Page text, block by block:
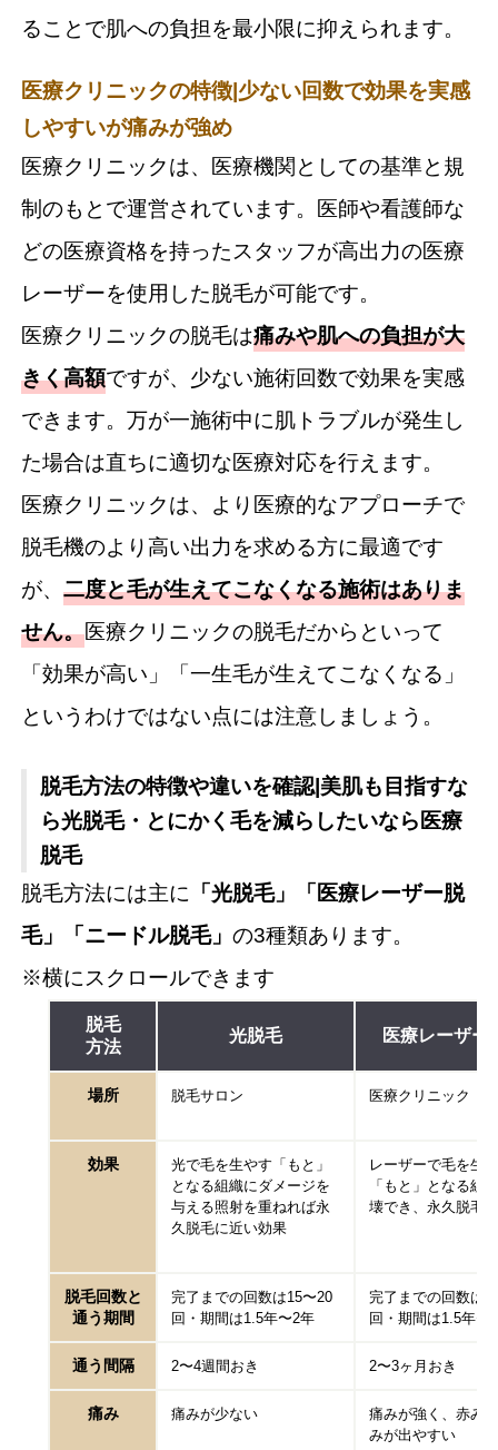
ることで肌への負担を最小限に抑えられます。
医療クリニックの特徴|少ない回数で効果を実感
しやすいが痛みが強め
医療クリニックは、医療機関としての基準と規
制のもとで運営されています。医師や看護師な
どの医療資格を持ったスタッフが高出力の医療
レーザーを使用した脱毛が可能です。
医療クリニックの脱毛は痛みや肌への負担が大
きく高額ですが、少ない施術回数で効果を実感
できます。万が一施術中に肌トラブルが発生し
た場合は直ちに適切な医療対応を行えます。
医療クリニックは、より医療的なアプローチで
脱毛機のより高い出力を求める方に最適です
が、二度と毛が生えてこなくなる施術はありま
せん。医療クリニックの脱毛だからといって
「効果が高い」「一生毛が生えてこなくなる」
というわけではない点には注意しましょう。
脱毛方法の特徴や違いを確認|美肌も目指すな
ら光脱毛・とにかく毛を減らしたいなら医療
脱毛
脱毛方法には主に 「光脱毛」「医療レーザー脱
毛」「ニードル脱毛」の3種類あります。
※横にスクロールできます
脱毛
方法
光脱毛 医療レーザー
場所 脱毛サロン 医療クリニック
効果
光で毛を生やす「もと」
となる組織にダメージを
与える照射を重ねれば永
久脱毛に近い効果
レーザーで毛を生
「もと」となる組
壊でき、永久脱毛
脱毛回数と
通う期間
完了までの回数は15〜20
回・期間は1.5年〜2年
完了までの回数は
回・期間は1.5年〜
通う間隔 2〜4週間おき 2〜3ヶ月おき
痛み 痛みが少ない
痛みが強く、赤み
みが出やすい